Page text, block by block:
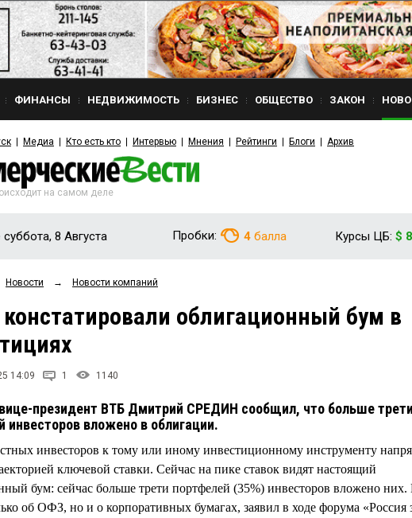
ФИНАНСЫ НЕДВИЖИМОСТЬ БИЗНЕС ОБЩЕСТВО ЗАКОН
Медиа Кто есть кто Интервью Мнения Рейтинги Блоги Архив
на самом деле
8 Августа Пробки: 4 балла Курсы ЦБ: $
Новости → Новости компаний
облигационный бум в
14:09 1 1140
президент ВТБ Дмитрий СРЕДИН сообщил, что больше трети
инвесторов вложено в облигации.
инвесторов к тому или иному инвестиционному инструменту
ключевой ставки. Сейчас на пике ставок видят настоящий
бум: сейчас больше трети портфелей (35%) инвесторов вложено
об ОФЗ, но и о корпоративных бумагах, заявил в ходе форума «Россия